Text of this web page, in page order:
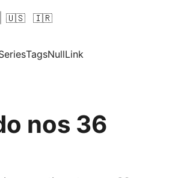
🇺🇸 🇮🇷
TagsNullLink
nos 36